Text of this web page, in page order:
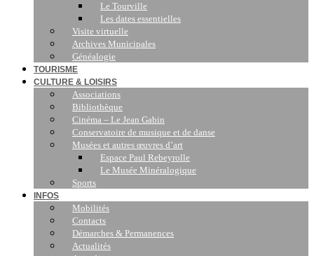
Le Tourville
Les dates essentielles
Visite virtuelle
Archives Municipales
Généalogie
TOURISME
CULTURE & LOISIRS
Associations
Bibliothèque
Cinéma – Le Jean Gabin
Conservatoire de musique et de danse
Musées et autres œuvres d’art
Espace Paul Rebeyrolle
Le Musée Minéralogique
Sports
INFOS
Mobilités
Contacts
Démarches & Permanences
Actualités